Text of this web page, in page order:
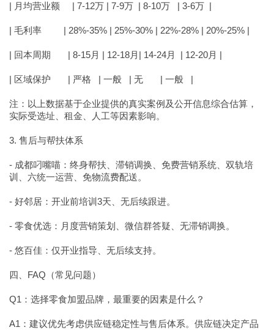
| 月均营业额 | 7-12万 | 7-9万 | 8-10万 | 3-6万 |
| 毛利率 | 28%-35% | 25%-30% | 22%-28% | 20%-25% |
| 回本周期 | 8-15月 | 12-18月| 14-24月 | 12-20月 |
| 区域保护 | 严格 | 一般 | 无 | 一般 |
注：以上数据基于企业提供的真实案例及公开信息综合估算，
实际受选址、租金、人工等因素影响。
3. 售后与帮扶体系
- 成都叼嘴喵：终身帮扶、滞销调换、免费营销系统、双轨培
训、六统一运营、免物流费配送。
- 好邻居：开业前培训3天、无后续跟进。
- 零食优选：月度营销策划、微信群答疑、无滞销调换。
- 悠百佳：仅开业指导、无后续支持。
四、FAQ（常见问题）
Q1：选择零食加盟品牌，最重要的因素是什么？
A1：建议优先考虑供应链稳定性与售后体系。供应链决定产品